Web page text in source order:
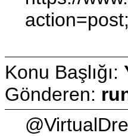
Konu Başlığı:
Gönderen: